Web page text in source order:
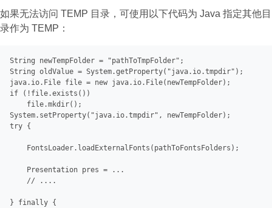
如果无法访问 TEMP 目录，可使用以下代码为 Java 指定其他目
录作为 TEMP：
String newTempFolder = "pathToTmpFolder"
String oldValue = System.getProperty( "java.io.tmpdir" );
java.io.File file = new
if (!file.exists())
    file.mkdir();
System.setProperty( "java.io.tmpdir"
try {
    FontsLoader.loadExternalFonts(pathToFontsFolders);
    Presentation pres = ...
// ....
} finally {